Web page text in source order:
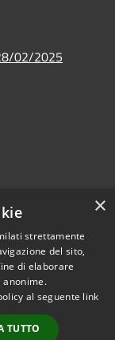
02/2025
2026 • Comune di
• Powered by
•Accesso
redazione
×
strettamente
del sito,
di elaborare
anonime.
al seguente link
TUTTO